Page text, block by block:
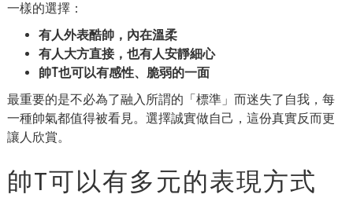
一樣的選擇：
有人外表酷帥，內在溫柔
有人大方直接，也有人安靜細心
帥T也可以有感性、脆弱的一面
最重要的是不必為了融入所謂的「標準」而迷失了自我，每
一種帥氣都值得被看見。選擇誠實做自己，這份真實反而更
讓人欣賞。
帥T可以有多元的表現方式